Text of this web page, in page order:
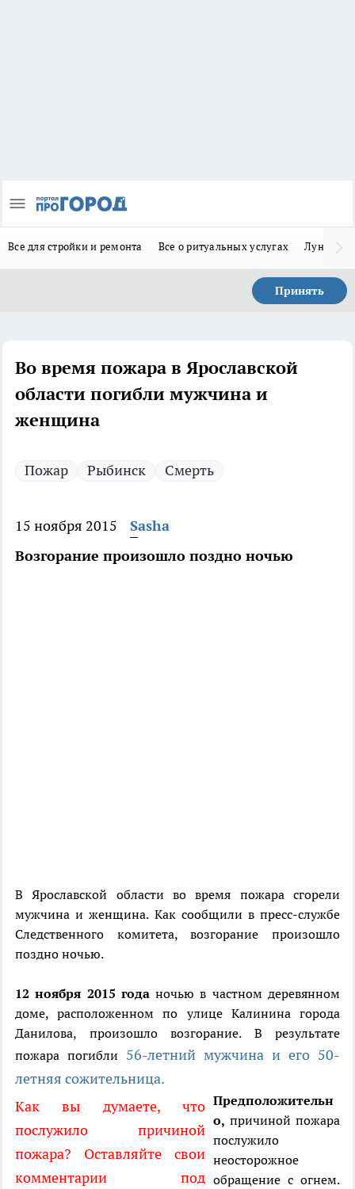
Все для стройки и ремонта Все о ритуальных услугах Лунно-
Принять
Во время пожара в Ярославской
области погибли мужчина и
женщина
Пожар Рыбинск Смерть
15 ноября 2015
Sasha
Возгорание произошло поздно ночью
В Ярославской области во время пожара сгорели
мужчина и женщина. Как сообщили в пресс-службе
Следственного комитета, возгорание произошло
поздно ночью.
12 ноября 2015 годаночью в частном деревянном
доме, расположенном по улице Калинина города
Данилова, произошло возгорание. В результате
пожара погибли 56-летний мужчина и его 50-
летняя сожительница.
Как вы думаете, что
послужило причиной
пожара? Оставляйте свои
комментарии под
Предположительн
о, причиной пожара
послужило
неосторожное
обращение с огнем.